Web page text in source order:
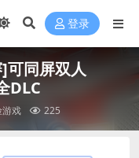
登录
可同屏双人
DLC
游戏 225